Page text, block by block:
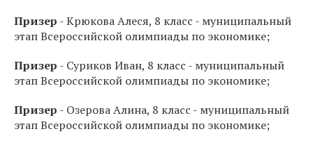
Призер - Крюкова Алеся, 8 класс - муниципальный
этап Всероссийской олимпиады по экономике;
Призер - Суриков Иван, 8 класс - муниципальный
этап Всероссийской олимпиады по экономике;
Призер - Озерова Алина, 8 класс - муниципальный
этап Всероссийской олимпиады по экономике;